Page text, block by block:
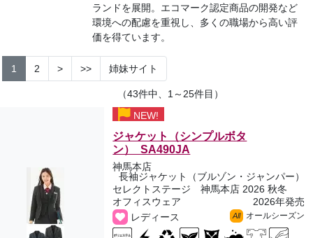
ランドを展開。エコマーク認定商品の開発など
環境への配慮を重視し、多くの職場から高い評
価を得ています。
1 2 > >> 姉妹サイト
（43件中、1～25件目）
NEW!
ジャケット（シンプルボタ
ン） SA490JA
神馬本店
長袖ジャケット（ブルゾン・ジャンパー）
セレクトステージ 神馬本店 2026 秋冬
オフィスウェア
2026年発売
レディース
All オールシーズン